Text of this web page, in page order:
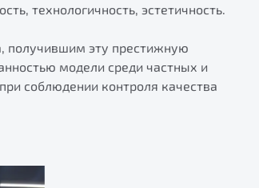
технологичность, эстетичность.
получившим эту престижную
модели среди частных и
соблюдении контроля качества